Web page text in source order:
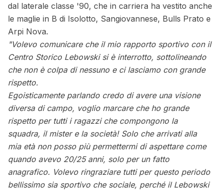
dal laterale classe '90, che in carriera ha vestito anche
le maglie in B di Isolotto, Sangiovannese, Bulls Prato e
Arpi Nova.
"Volevo comunicare che il mio rapporto sportivo con il
Centro Storico Lebowski si è interrotto, sottolineando
che non è colpa di nessuno e ci lasciamo con grande
rispetto.
Egoisticamente parlando credo di avere una visione
diversa di campo, voglio marcare che ho grande
rispetto per tutti i ragazzi che compongono la
squadra, il mister e la società! Solo che arrivati alla
mia età non posso più permettermi di aspettare come
quando avevo 20/25 anni, solo per un fatto
anagrafico. Volevo ringraziare tutti per questo periodo
bellissimo sia sportivo che sociale, perché il Lebowski